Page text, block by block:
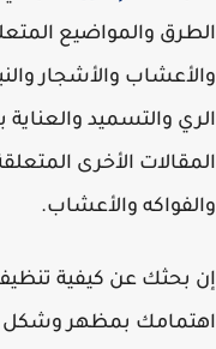
والمواضيع
والأشجار
والتسميد والعناية
الأخرى
والأعشاب.
بحثك عن كيفية
بمظهر وشكل